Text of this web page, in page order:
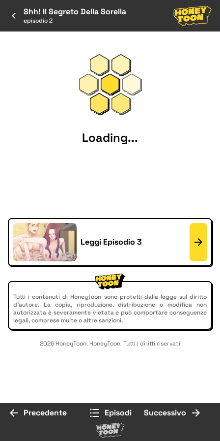
Shh! Il Segreto Della Sorella
episodio 2
Loading...
Leggi Episodio 3
Tutti i contenuti di Honeytoon sono protetti dalla legge sul diritto
d'autore. La copia, riproduzione, distribuzione o modifica non
autorizzata è severamente vietata e può comportare conseguenze
legali, comprese multe o altre sanzioni.
2026 HoneyToon. HoneyToon. Tutti i diritti riservati
Precedente Episodi Successivo